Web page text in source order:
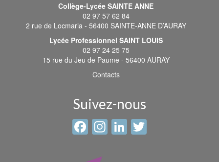
Collège-Lycée SAINTE ANNE
02 97 57 62 84
2 rue de Locmaria - 56400 SAINTE-ANNE D’AURAY
Lycée Professionnel SAINT LOUIS
02 97 24 25 75
15 rue du Jeu de Paume - 56400 AURAY
Contacts
Suivez-nous
Facebook
Instagram
LinkedIn